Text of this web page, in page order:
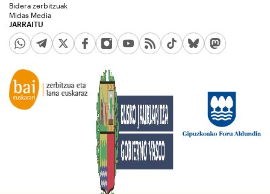
JARRAITU
Bidera zerbitzuak
Midas Media